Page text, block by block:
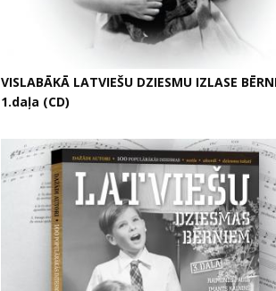
VISLABĀKĀ LATVIEŠU DZIESMU IZLASE
1.daļa (CD)